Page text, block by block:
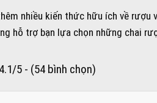
nhiều kiến thức hữu ích về
hỗ trợ bạn lựa chọn những chai
4.1/5 - (54 bình chọn)